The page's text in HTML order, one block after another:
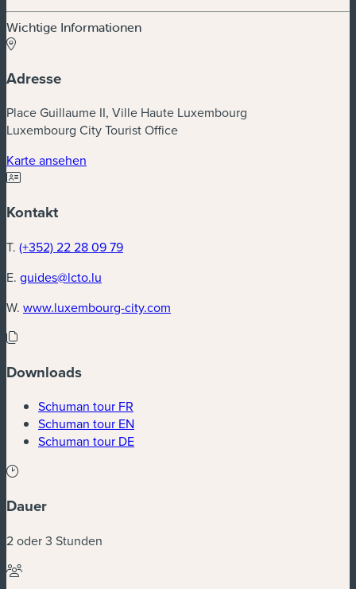
Wichtige Informationen
Adresse
Place Guillaume II, Ville Haute Luxembourg
Luxembourg City Tourist Office
Karte ansehen
Kontakt
T. (+352) 22 28 09 79
E. guides@lcto.lu
W. www.luxembourg-city.com
Downloads
Schuman tour FR
Schuman tour EN
Schuman tour DE
Dauer
2 oder 3 Stunden